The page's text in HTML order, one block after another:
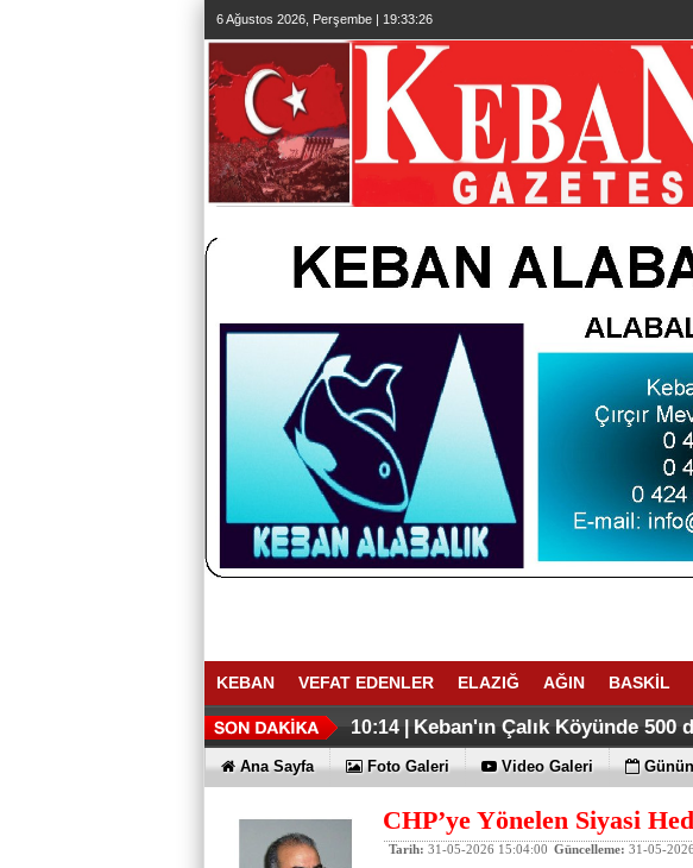
6 Ağustos 2026, Perşembe | 19:33:27
KEBAN VEFAT EDENLER ELAZIĞ AĞIN BASKİL
16:27 |ELAZIĞ İHRACATTA TARİH
16:02 |Keban Emniyeti Yaz Kuran
10:14 | Keban'ın Çalık Köyünde 500
Ana Sayfa Foto Galeri Video Galeri
CHP’ye Yönelen Siyasi
Tarih: 31-05-2026 15:04:00 Güncelleme: 31-05-